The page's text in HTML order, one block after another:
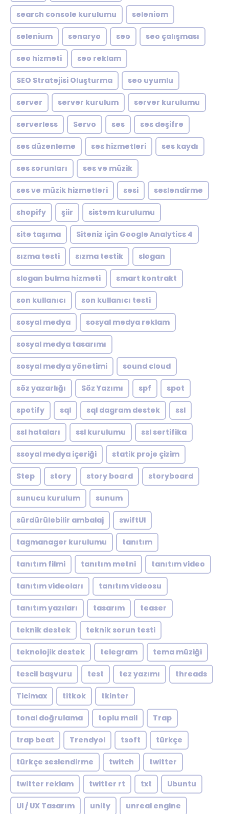
search console kurulumu seleniom
selenium senaryo seo seo çalışması
seo hizmeti seo reklam
SEO Stratejisi Oluşturma seo uyumlu
server server kurulum server kurulumu
serverless Servo ses ses deşifre
ses düzenleme ses hizmetleri ses kaydı
ses sorunları ses ve müzik
ses ve müzik hizmetleri sesi seslendirme
shopify şiir sistem kurulumu
site taşıma Siteniz için Google Analytics 4
sızma testi sızma testik slogan
slogan bulma hizmeti smart kontrakt
son kullanıcı son kullanıcı testi
sosyal medya sosyal medya reklam
sosyal medya tasarımı
sosyal medya yönetimi sound cloud
söz yazarlığı Söz Yazımı spf spot
spotify sql sql dagram destek ssl
ssl hataları ssl kurulumu ssl sertifika
ssoyal medya içeriği statik proje çizim
Step story story board storyboard
sunucu kurulum sunum
sürdürülebilir ambalaj swiftUI
tagmanager kurulumu tanıtım
tanıtım filmi tanıtım metni tanıtım video
tanıtım videoları tanıtım videosu
tanıtım yazıları tasarım teaser
teknik destek teknik sorun testi
teknolojik destek telegram tema müziği
tescil başvuru test tez yazımı threads
Ticimax titkok tkinter
tonal doğrulama toplu mail Trap
trap beat Trendyol tsoft türkçe
türkçe seslendirme twitch twitter
twitter reklam twitter rt txt Ubuntu
UI / UX Tasarım unity unreal engine